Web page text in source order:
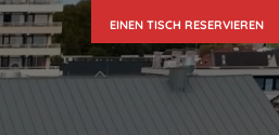
EINEN TISCH RESERVIEREN